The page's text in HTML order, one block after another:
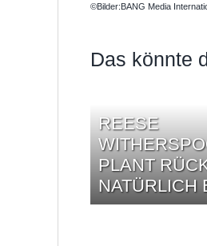
©Bilder:BANG Media
Das könnte
REESE
PLANT
NATÜRLICH